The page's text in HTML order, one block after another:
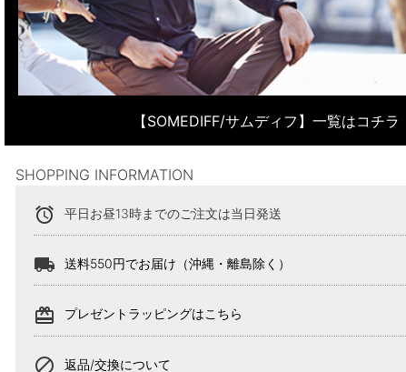
【SOMEDIFF/サムディフ】一覧はコチラ
SHOPPING INFORMATION
alarm 平日お昼13時までのご注文は当日発送
local_shipping 送料550円でお届け（沖縄・離島除く）
card_giftcard プレゼントラッピングはこちら
block 返品/交換について